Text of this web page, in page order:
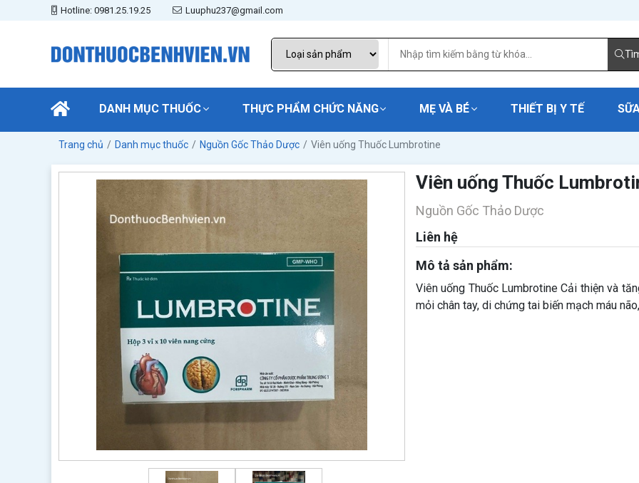
Hotline: 0981.25.19.25 Luuphu237@gmail.com
DANH MỤC THUỐC THỰC PHẨM CHỨC NĂNG MẸ VÀ BÉ THIẾT BỊ Y TẾ
Trang chủ Danh mục thuốc Nguồn Gốc Thảo Dược Viên uống Thuốc Lumbrotine
Viên uống Thuốc
Nguồn Gốc Thảo Dược
Liên hệ
Mô tả sản phẩm:
Viên uống Thuốc Lumbrotine Cải thiện và
mỏi chân tay, di chứng tai biến mạch máu